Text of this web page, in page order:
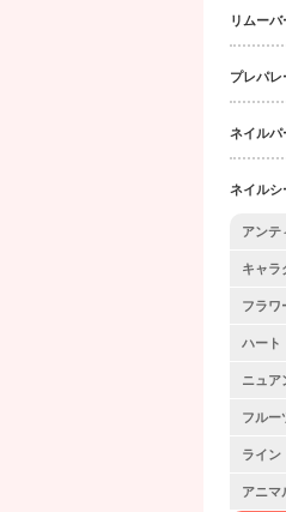
リムー
プレパ
ネイルパ
ネイルシ
アンテ
キャラ
ニュア
フルー
ライン